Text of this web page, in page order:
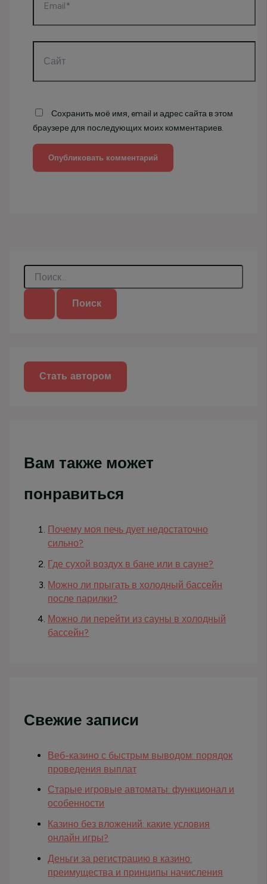
Сохранить моё имя, email и адрес сайта в этом
браузере для последующих моих комментариев.
П
и
к
Стать автором
Вам также может
понравиться
Почему моя печь дует недостаточно
сильно?
Где сухой воздух в бане или в сауне?
Можно ли прыгать в холодный бассейн
после парилки?
Можно ли перейти из сауны в холодный
бассейн?
Свежие записи
Веб-казино с быстрым выводом: порядок
проведения выплат
Старые игровые автоматы: функционал и
особенности
Казино без вложений: какие условия
онлайн игры?
Деньги за регистрацию в казино:
преимущества и принципы начисления